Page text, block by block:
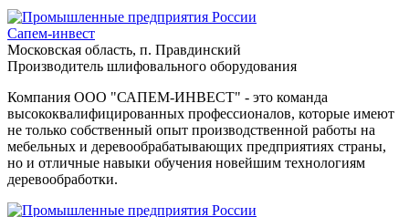
Сапем-инвест
Московская область, п. Правдинский
Производитель шлифовального оборудования
Компания ООО "САПЕМ-ИНВЕСТ" - это команда
высококвалифицированных профессионалов, которые имеют
не только собственный опыт производственной работы на
мебельных и деревообрабатывающих предприятиях страны,
но и отличные навыки обучения новейшим технологиям
деревообработки.